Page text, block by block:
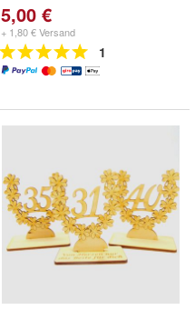
5,00 €
+ 1,80 € Versand
1